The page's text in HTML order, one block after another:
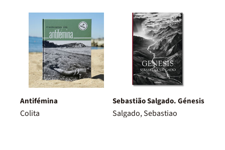
Antifémina
Colita
Sebastião Salgado. Génesis
Salgado, Sebastiao